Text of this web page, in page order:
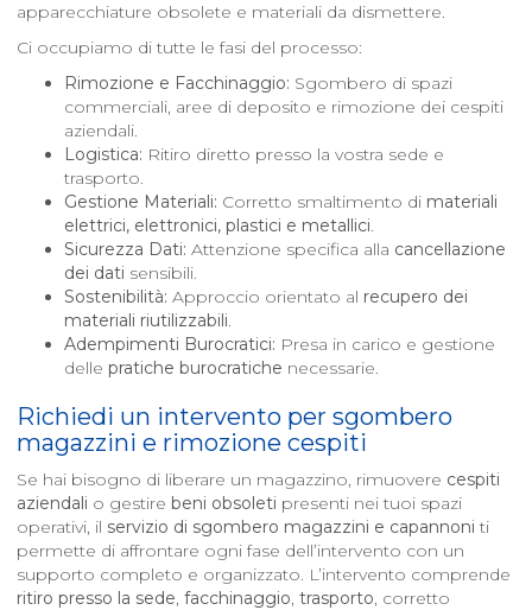
apparecchiature obsolete e materiali da dismettere.
Ci occupiamo di tutte le fasi del processo:
Rimozione e Facchinaggio: Sgombero di spazi
commerciali, aree di deposito e rimozione dei cespiti
aziendali.
Logistica: Ritiro diretto presso la vostra sede e
trasporto.
Gestione Materiali: Corretto smaltimento di materiali
elettrici, elettronici, plastici e metallici.
Sicurezza Dati: Attenzione specifica alla cancellazione
dei dati sensibili.
Sostenibilità: Approccio orientato al recupero dei
materiali riutilizzabili.
Adempimenti Burocratici: Presa in carico e gestione
delle pratiche burocratiche necessarie.
Richiedi un intervento per sgombero
magazzini e rimozione cespiti
Se hai bisogno di liberare un magazzino, rimuovere cespiti
aziendali o gestire beni obsoleti presenti nei tuoi spazi
operativi, il servizio di sgombero magazzini e capannoni ti
permette di affrontare ogni fase dell’intervento con un
supporto completo e organizzato. L’intervento comprende
ritiro presso la sede, facchinaggio, trasporto, corretto